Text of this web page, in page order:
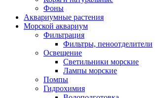
Фоны
Аквариумные растения
Морской аквариум
Фильтрация
Фильтры, пеноотделители
Освещение
Светильники морские
Лампы морские
Помпы
Гидрохимия